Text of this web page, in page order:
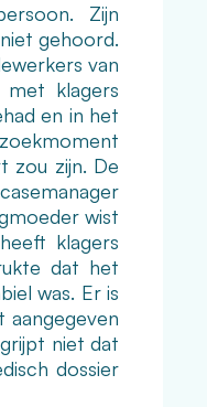
Zijn
gehoord.
van
klagers
en in het
zou zijn. De
wist
klagers
dat het
was. Er is
niet dat
dossier